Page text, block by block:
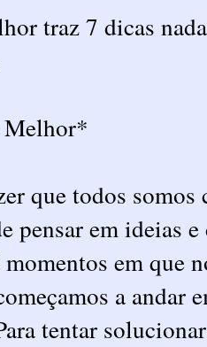
traz 7 dicas
Melhor*
que todos
pensar em ideias
em que
a andar
tentar